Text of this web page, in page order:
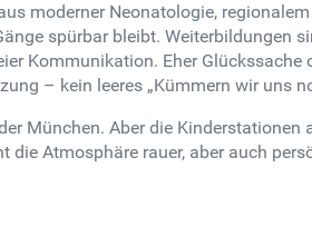
moderner Neonatologie,
spürbar bleibt. Weiterbildungen
Kommunikation. Eher Glückssache
– kein leeres „Kümmern wir uns
München. Aber die Kinderstationen
Atmosphäre rauer, aber auch